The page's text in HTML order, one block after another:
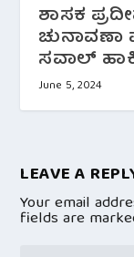
ಶಾಸಕ
ಚುನಾವಣಾ
ಸವಾಲ್
June 5, 2024
LEAVE A
Your email
fields are